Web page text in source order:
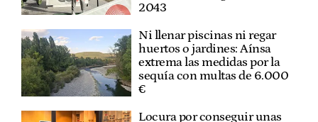
2043
Ni llenar piscinas ni regar
huertos o jardines: Aínsa
extrema las medidas por la
sequía con multas de 6.000
€
Locura por conseguir unas